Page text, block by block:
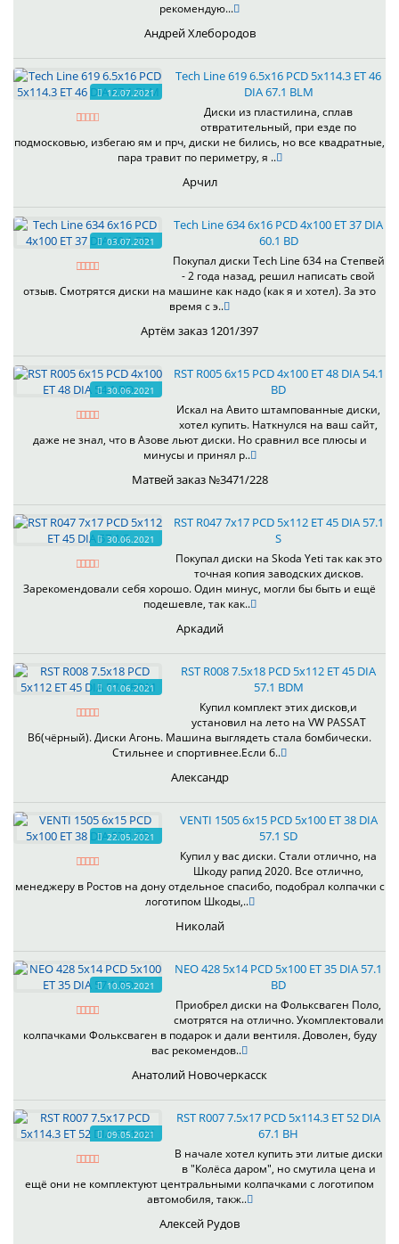
рекомендую...
Андрей Хлебородов
12.07.2021
Tech Line 619 6.5x16 PCD 5x114.3 ET 46
DIA 67.1 BLM
Диски из пластилина, сплав
отвратительный, при езде по
подмосковью, избегаю ям и прч, диски не бились, но все квадратные,
пара травит по периметру, я ..
Арчил
03.07.2021
Tech Line 634 6x16 PCD 4x100 ET 37 DIA
60.1 BD
Покупал диски Tech Line 634 на Степвей
- 2 года назад, решил написать свой
отзыв. Смотрятся диски на машине как надо (как я и хотел). За это
время с э..
Артём заказ 1201/397
30.06.2021
RST R005 6x15 PCD 4x100 ET 48 DIA 54.1
BD
Искал на Авито штампованные диски,
хотел купить. Наткнулся на ваш сайт,
даже не знал, что в Азове льют диски. Но сравнил все плюсы и
минусы и принял р..
Матвей заказ №3471/228
30.06.2021
RST R047 7x17 PCD 5x112 ET 45 DIA 57.1
S
Покупал диски на Skoda Yeti так как это
точная копия заводских дисков.
Зарекомендовали себя хорошо. Один минус, могли бы быть и ещё
подешевле, так как..
Аркадий
01.06.2021
RST R008 7.5x18 PCD 5x112 ET 45 DIA
57.1 BDM
Купил комплект этих дисков,и
установил на лето на VW PASSAT
B6(чёрный). Диски Агонь. Машина выглядеть стала бомбически.
Стильнее и спортивнее.Если б..
Александр
22.05.2021
VENTI 1505 6x15 PCD 5x100 ET 38 DIA
57.1 SD
Купил у вас диски. Стали отлично, на
Шкоду рапид 2020. Все отлично,
менеджеру в Ростов на дону отдельное спасибо, подобрал колпачки с
логотипом Шкоды,..
Николай
10.05.2021
NEO 428 5x14 PCD 5x100 ET 35 DIA 57.1
BD
Приобрел диски на Фольксваген Поло,
смотрятся на отлично. Укомплектовали
колпачками Фольксваген в подарок и дали вентиля. Доволен, буду
вас рекомендов..
Анатолий Новочеркасск
09.05.2021
RST R007 7.5x17 PCD 5x114.3 ET 52 DIA
67.1 BH
В начале хотел купить эти литые диски
в "Колёса даром", но смутила цена и
ещё они не комплектуют центральными колпачками с логотипом
автомобиля, такж..
Алексей Рудов